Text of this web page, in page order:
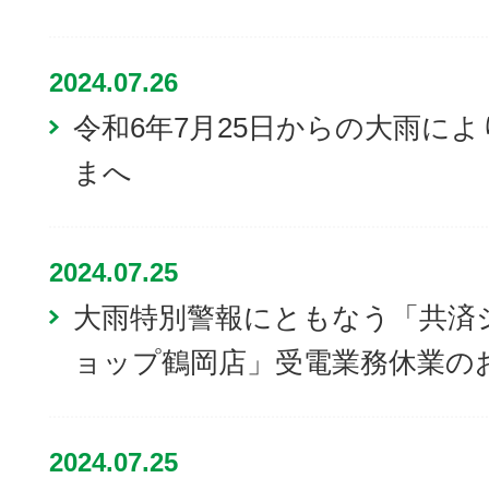
2024.07.26
令和6年7月25日からの大雨に
まへ
2024.07.25
大雨特別警報にともなう「共
ョップ鶴岡店」受電業務休業の
2024.07.25